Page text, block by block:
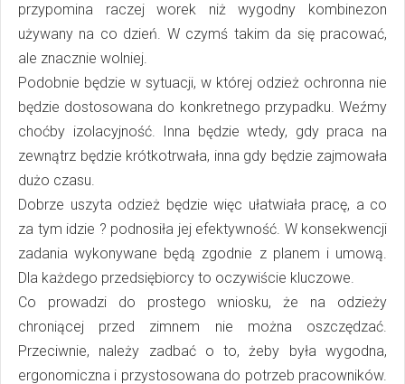
przypomina raczej worek niż wygodny kombinezon
używany na co dzień. W czymś takim da się pracować,
ale znacznie wolniej.
Podobnie będzie w sytuacji, w której odzież ochronna nie
będzie dostosowana do konkretnego przypadku. Weźmy
choćby izolacyjność. Inna będzie wtedy, gdy praca na
zewnątrz będzie krótkotrwała, inna gdy będzie zajmowała
dużo czasu.
Dobrze uszyta odzież będzie więc ułatwiała pracę, a co
za tym idzie ? podnosiła jej efektywność. W konsekwencji
zadania wykonywane będą zgodnie z planem i umową.
Dla każdego przedsiębiorcy to oczywiście kluczowe.
Co prowadzi do prostego wniosku, że na odzieży
chroniącej przed zimnem nie można oszczędzać.
Przeciwnie, należy zadbać o to, żeby była wygodna,
ergonomiczna i przystosowana do potrzeb pracowników.